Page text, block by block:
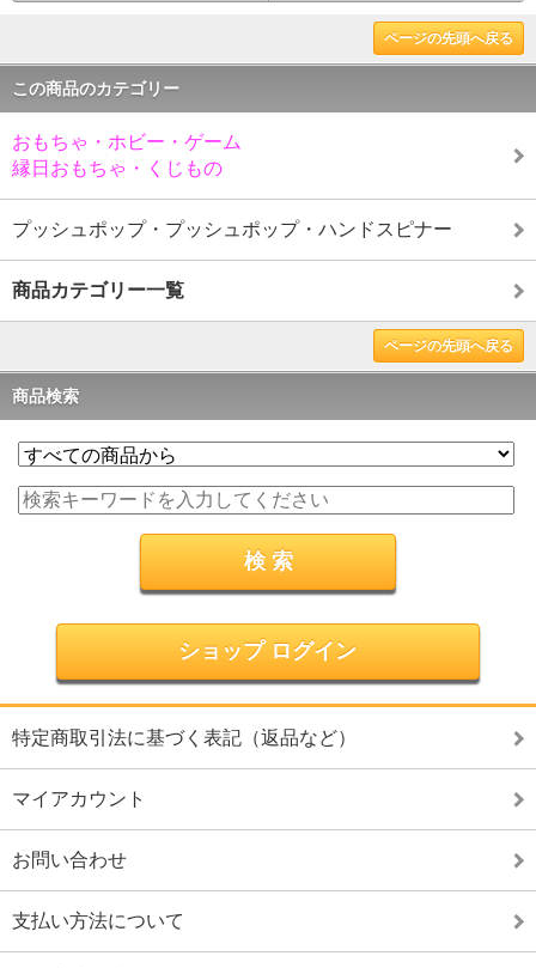
ページの先頭へ戻る
この商品のカテゴリー
おもちゃ・ホビー・ゲーム
縁日おもちゃ・くじもの
プッシュポップ・プッシュポップ・ハンドスピナー
商品カテゴリー一覧
ページの先頭へ戻る
商品検索
ショップ ログイン
特定商取引法に基づく表記（返品など）
マイアカウント
お問い合わせ
支払い方法について